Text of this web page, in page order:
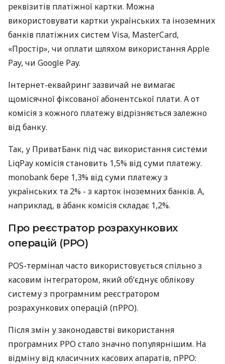
реквізитів платіжної картки. Можна
використовувати картки українських та іноземних
банків платіжних систем Visa, MasterCard,
«Простір», чи оплати шляхом використання Apple
Pay, чи Google Pay.
Інтернет-еквайринг зазвичай не вимагає
щомісячної фіксованої абонентської плати. А от
комісія з кожного платежу відрізняється залежно
від банку.
Так, у ПриватБанк під час використання системи
LiqPay комісія становить 1,5% від суми платежу.
monobank бере 1,3% від суми платежу з
українських та 2% - з карток іноземних банків. А,
наприклад, в àбанк комісія складає 1,2%.
Про реєстратор розрахункових
операцій (РРО)
POS-термінал часто використовується спільно з
касовим інтегратором, який об’єднує облікову
систему з програмним реєстратором
розрахункових операцій (пРРО).
Після змін у законодавстві використання
програмних РРО стало значно популярнішим. На
відміну від класичних касових апаратів, пРРО: